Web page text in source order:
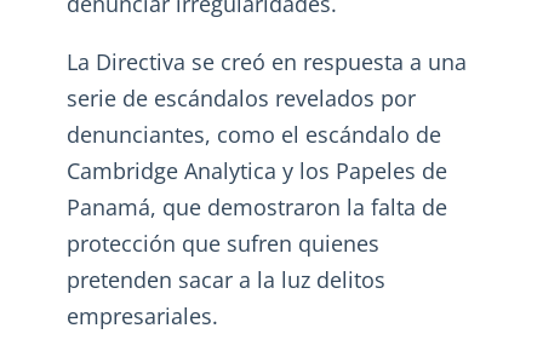
La Directiva se creó en respuesta a una
serie de escándalos revelados por
denunciantes, como el escándalo de
Cambridge Analytica y los Papeles de
Panamá, que demostraron la falta de
protección que sufren quienes
pretenden sacar a la luz delitos
empresariales.